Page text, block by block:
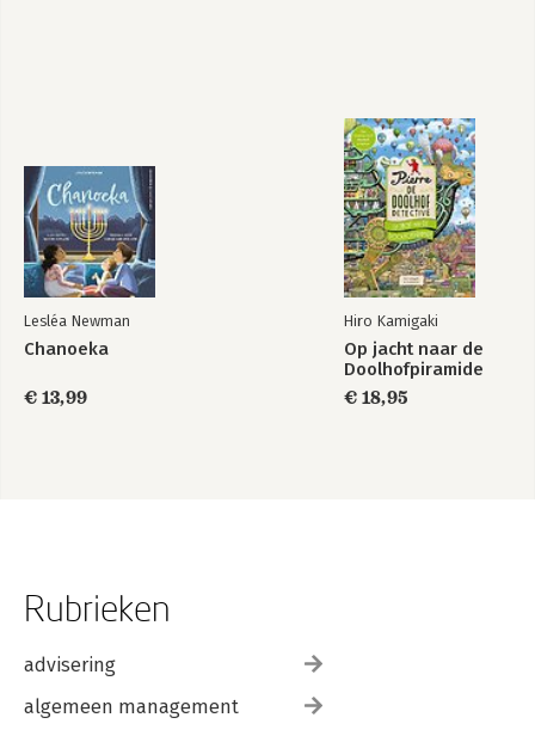
Lesléa Newman
Chanoeka
€ 13,99
Hiro Kamigaki
Op jacht naar de
Doolhofpiramide
€ 18,95
Rubrieken
advisering
algemeen management